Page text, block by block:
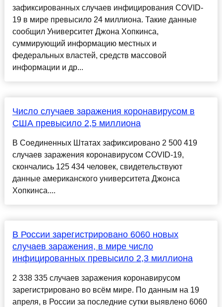
зафиксированных случаев инфицирования COVID-
19 в мире превысило 24 миллиона. Такие данные
сообщил Университет Джона Хопкинса,
суммирующий информацию местных и
федеральных властей, средств массовой
информации и др...
Число случаев заражения коронавирусом в
США превысило 2,5 миллиона
В Соединенных Штатах зафиксировано 2 500 419
случаев заражения коронавирусом COVID-19,
скончались 125 434 человек, свидетельствуют
данные американского университета Джонса
Хопкинса....
В России зарегистрировано 6060 новых
случаев заражения, в мире число
инфицированных превысило 2,3 миллиона
2 338 335 случаев заражения коронавирусом
зарегистрировано во всём мире. По данным на 19
апреля, в России за последние сутки выявлено 6060